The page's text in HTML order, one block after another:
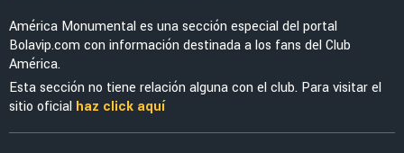
América Monumental es una sección especial del portal
Bolavip.com con información destinada a los fans del Club
América.
Esta sección no tiene relación alguna con el club. Para visitar el
sitio oficial haz click aquí